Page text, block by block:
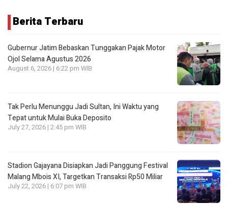
Berita Terbaru
Gubernur Jatim Bebaskan Tunggakan Pajak Motor
Ojol Selama Agustus 2026
August 6, 2026 | 6:22 pm WIB
Tak Perlu Menunggu Jadi Sultan, Ini Waktu yang
Tepat untuk Mulai Buka Deposito
July 27, 2026 | 2:45 pm WIB
Stadion Gajayana Disiapkan Jadi Panggung Festival
Malang Mbois XI, Targetkan Transaksi Rp50 Miliar
July 22, 2026 | 6:07 pm WIB